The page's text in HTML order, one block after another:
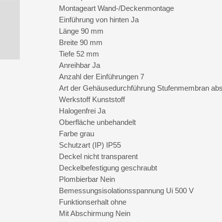
Montageart Wand-/Deckenmontage
Einführung von hinten Ja
Länge 90 mm
Breite 90 mm
Tiefe 52 mm
Anreihbar Ja
Anzahl der Einführungen 7
Art der Gehäusedurchführung Stufenmembran
Werkstoff Kunststoff
Halogenfrei Ja
Oberfläche unbehandelt
Farbe grau
Schutzart (IP) IP55
Deckel nicht transparent
Deckelbefestigung geschraubt
Plombierbar Nein
Bemessungsisolationsspannung Ui 500 V
Funktionserhalt ohne
Mit Abschirmung Nein